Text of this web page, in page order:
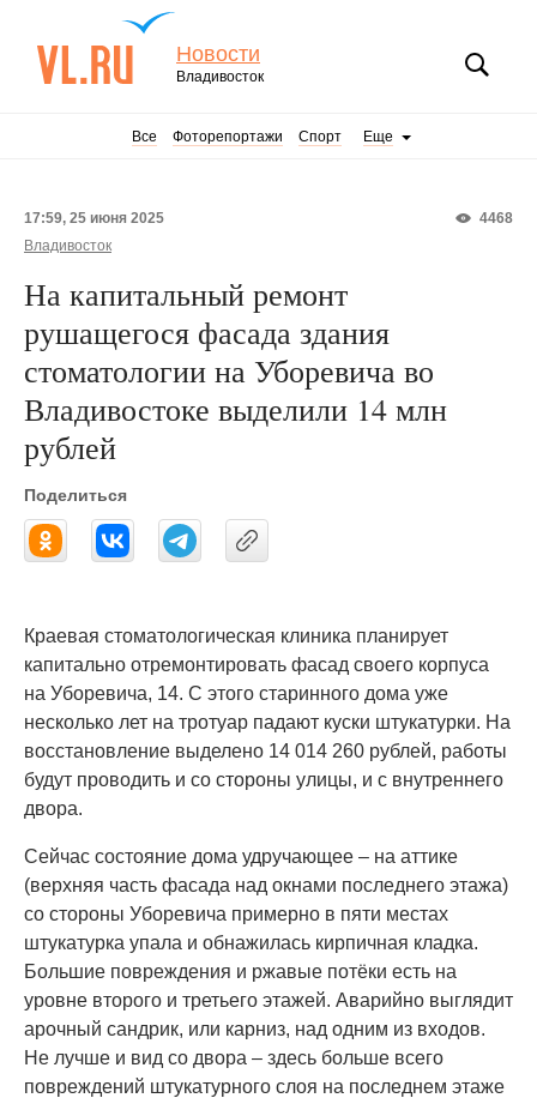
Новости
Владивосток
Все Фоторепортажи Спорт Еще
4468
17:59, 25 июня 2025
Владивосток
На капитальный ремонт
рушащегося фасада здания
стоматологии на Уборевича во
Владивостоке выделили 14 млн
рублей
Поделиться
Краевая стоматологическая клиника планирует
капитально отремонтировать фасад своего корпуса
на Уборевича, 14. С этого старинного дома уже
несколько лет на тротуар падают куски штукатурки. На
восстановление выделено 14 014 260 рублей, работы
будут проводить и со стороны улицы, и с внутреннего
двора.
Сейчас состояние дома удручающее – на аттике
(верхняя часть фасада над окнами последнего этажа)
со стороны Уборевича примерно в пяти местах
штукатурка упала и обнажилась кирпичная кладка.
Большие повреждения и ржавые потёки есть на
уровне второго и третьего этажей. Аварийно выглядит
арочный сандрик, или карниз, над одним из входов.
Не лучше и вид со двора – здесь больше всего
повреждений штукатурного слоя на последнем этаже